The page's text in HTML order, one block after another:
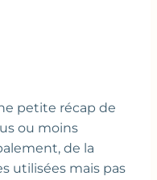
petite récap de
ou moins
de la
utilisées mais pas